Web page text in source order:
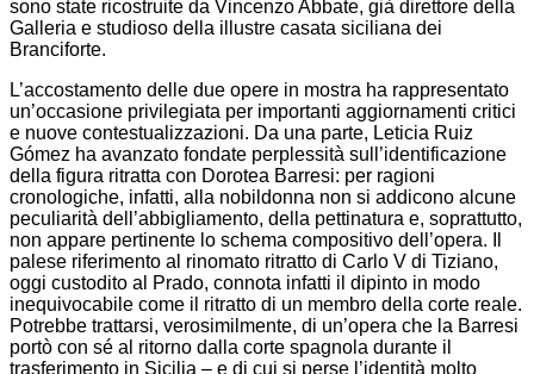
sono state ricostruite da Vincenzo Abbate, già direttore della
Galleria e studioso della illustre casata siciliana dei
Branciforte.
L’accostamento delle due opere in mostra ha rappresentato
un’occasione privilegiata per importanti aggiornamenti critici
e nuove contestualizzazioni. Da una parte, Leticia Ruiz
Gómez ha avanzato fondate perplessità sull’identificazione
della figura ritratta con Dorotea Barresi: per ragioni
cronologiche, infatti, alla nobildonna non si addicono alcune
peculiarità dell’abbigliamento, della pettinatura e, soprattutto,
non appare pertinente lo schema compositivo dell’opera. Il
palese riferimento al rinomato ritratto di Carlo V di Tiziano,
oggi custodito al Prado, connota infatti il dipinto in modo
inequivocabile come il ritratto di un membro della corte reale.
Potrebbe trattarsi, verosimilmente, di un’opera che la Barresi
portò con sé al ritorno dalla corte spagnola durante il
trasferimento in Sicilia – e di cui si perse l’identità molto